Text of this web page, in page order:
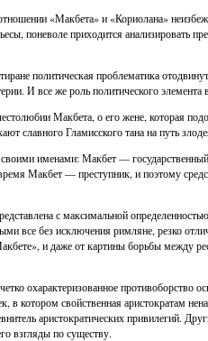
«Макбета» и «Кориолана»
поневоле приходится анализировать
политическая проблематика
И все же роль политического элемента
Макбета, о его жене, которая
славного Гламисского тана на путь
именами: Макбет —
Макбет — преступник, и поэтому
с максимальной
все без исключения римляне, резко
и даже от картины борьбы между
охарактеризованное противоборство
в котором свойственная аристократам
аристократических привилегий.
взгляды по существу.